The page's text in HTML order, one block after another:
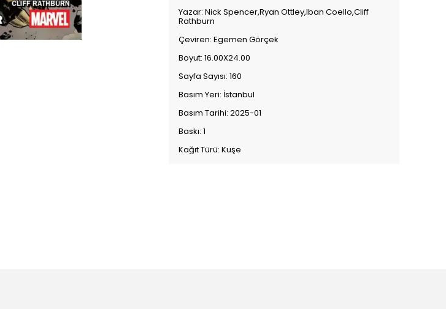
Yazar: Nick Spencer,Ryan Ottley,Iban Coello,Cliff
Rathburn
Çeviren: Egemen Görçek
Boyut: 16.00X24.00
Sayfa Sayısı: 160
Basım Yeri: İstanbul
Basım Tarihi: 2025-01
Baskı: 1
Kağıt Türü: Kuşe